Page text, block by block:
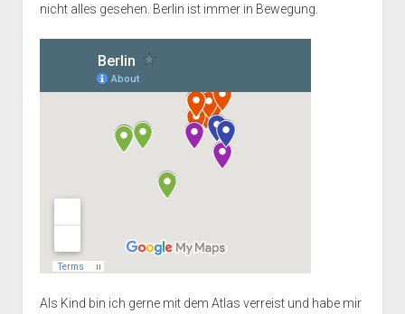
nicht alles gesehen. Berlin ist immer in Bewegung.
Als Kind bin ich gerne mit dem Atlas verreist und habe mir